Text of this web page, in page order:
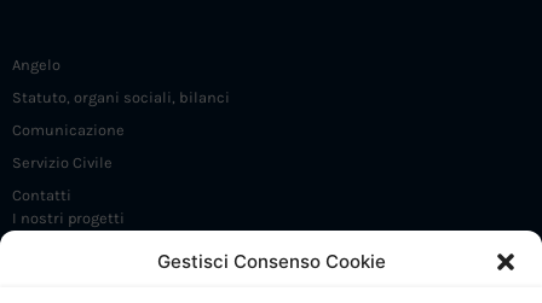
Gestisci Consenso Cookie
Angelo
Statuto, organi sociali, bilanci
Comunicazione
Servizio Civile
Contatti
I nostri progetti